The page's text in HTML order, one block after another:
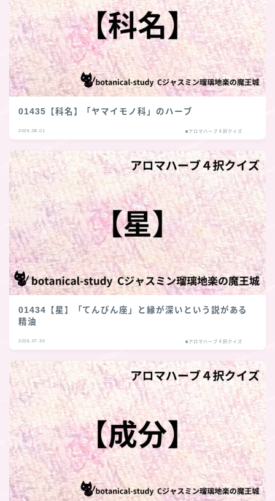
01435【科名】「ヤマイモノ科」のハーブ
2026.08.01 ■アロマハーブ４択クイズ
01434【星】「てんびん座」と縁が深いという説がある
精油
2026.07.30 ■アロマハーブ４択クイズ